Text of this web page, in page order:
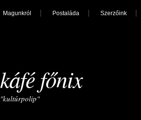
Magunkról Postaláda Szerzőink
káfé főnix
"kultúrpolip"